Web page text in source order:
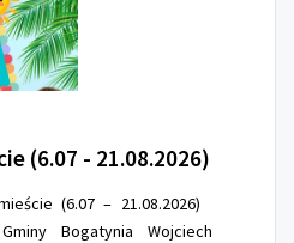
(6.07 - 21.08.2026)
(6.07 – 21.08.2026)
Bogatynia Wojciech